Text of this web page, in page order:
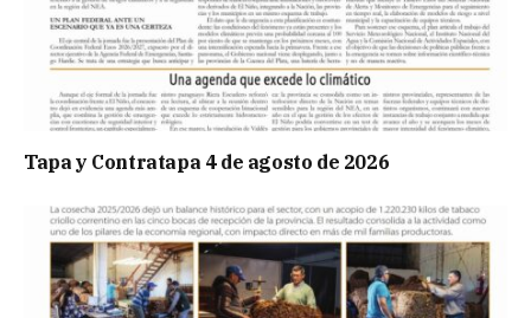
Tapa y Contratapa 4 de agosto de 2026